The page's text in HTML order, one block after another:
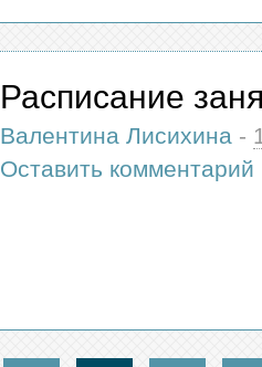
Расписание
Валентина Лисихина -
Оставить комментарий